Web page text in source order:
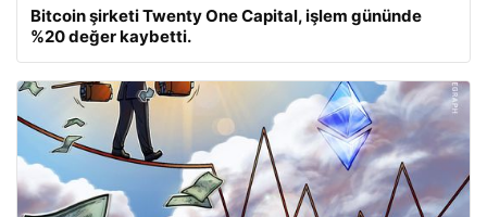
Bitcoin şirketi Twenty One Capital, işlem gününde
%20 değer kaybetti.